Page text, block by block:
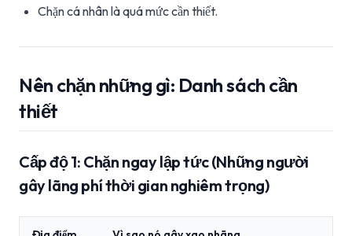
Chặn cá nhân là quá mức cần thiết.
Nên chặn những gì: Danh sách cần
thiết
Cấp độ 1: Chặn ngay lập tức (Những người
gây lãng phí thời gian nghiêm trọng)